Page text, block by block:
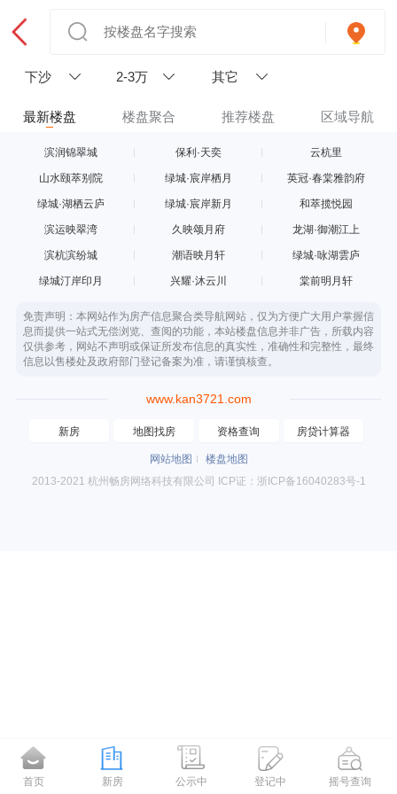
下沙 2-3万 其它
最新楼盘 楼盘聚合 推荐楼盘 区域导航
滨润锦翠城 保利·天奕 云杭里
山水颐萃别院 绿城·宸岸栖月 英冠·春棠雅韵府
绿城·湖栖云庐 绿城·宸岸新月 和萃揽悦园
滨运映翠湾 久映颂月府 龙湖·御潮江上
滨杭滨纷城 潮语映月轩 绿城·咏湖雲庐
绿城汀岸印月 兴耀·沐云川 棠前明月轩
免责声明：本网站作为房产信息聚合类导航网站，仅为方便广大用户掌握信
息而提供一站式无偿浏览、查阅的功能，本站楼盘信息并非广告，所载内容
仅供参考，网站不声明或保证所发布信息的真实性，准确性和完整性，最终
信息以售楼处及政府部门登记备案为准，请谨慎核查。
www.kan3721.com
新房 地图找房 资格查询 房贷计算器
网站地图
楼盘地图
2013-2021 杭州畅房网络科技有限公司 ICP证：浙ICP备16040283号-1
首页 新房 公示中 登记中 摇号查询